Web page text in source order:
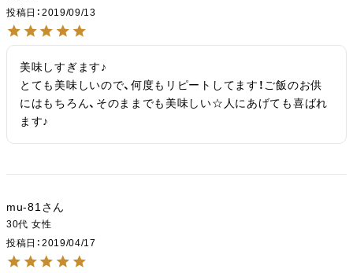
投稿日
2019/09/13
美味しすぎます♪
とても美味しいので、何度もリピートしてます！ご飯のお供
にはもちろん、そのままでも美味しい☆人にあげても喜ばれ
ます♪
mu-81
30代 女性
投稿日
2019/04/17